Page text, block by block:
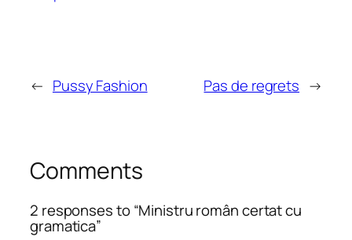
← Pussy Fashion Pas de regrets →
Comments
2 responses to “Ministru român certat cu
gramatica”